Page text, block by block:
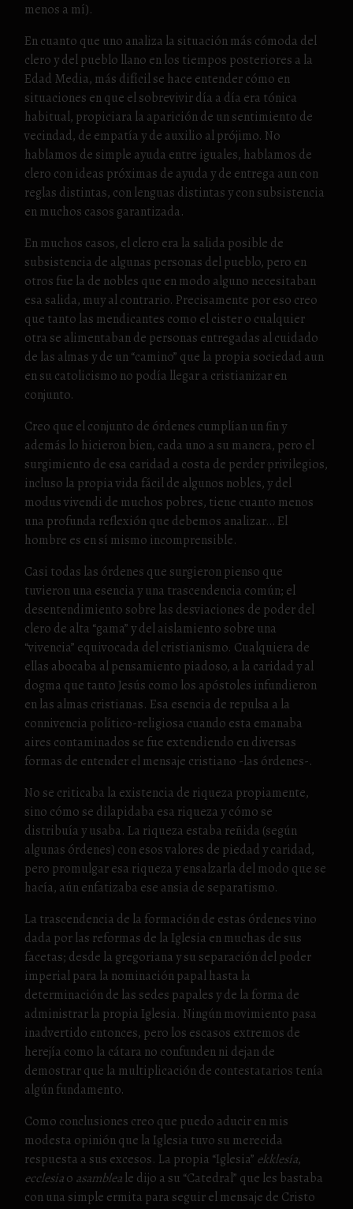
menos a mí).
En cuanto que uno analiza la situación más cómoda del
clero y del pueblo llano en los tiempos posteriores a la
Edad Media, más difícil se hace entender cómo en
situaciones en que el sobrevivir día a día era tónica
habitual, propiciara la aparición de un sentimiento de
vecindad, de empatía y de auxilio al prójimo. No
hablamos de simple ayuda entre iguales, hablamos de
clero con ideas próximas de ayuda y de entrega aun con
reglas distintas, con lenguas distintas y con subsistencia
en muchos casos garantizada.
En muchos casos, el clero era la salida posible de
subsistencia de algunas personas del pueblo, pero en
otros fue la de nobles que en modo alguno necesitaban
esa salida, muy al contrario. Precisamente por eso creo
que tanto las mendicantes como el cister o cualquier
otra se alimentaban de personas entregadas al cuidado
de las almas y de un “camino” que la propia sociedad aun
en su catolicismo no podía llegar a cristianizar en
conjunto.
Creo que el conjunto de órdenes cumplían un fin y
además lo hicieron bien, cada uno a su manera, pero el
surgimiento de esa caridad a costa de perder privilegios,
incluso la propia vida fácil de algunos nobles, y del
modus vivendi de muchos pobres, tiene cuanto menos
una profunda reflexión que debemos analizar… El
hombre es en sí mismo incomprensible.
Casi todas las órdenes que surgieron pienso que
tuvieron una esencia y una trascendencia común; el
desentendimiento sobre las desviaciones de poder del
clero de alta “gama” y del aislamiento sobre una
“vivencia” equivocada del cristianismo. Cualquiera de
ellas abocaba al pensamiento piadoso, a la caridad y al
dogma que tanto Jesús como los apóstoles infundieron
en las almas cristianas. Esa esencia de repulsa a la
connivencia político-religiosa cuando esta emanaba
aires contaminados se fue extendiendo en diversas
formas de entender el mensaje cristiano -las órdenes-.
No se criticaba la existencia de riqueza propiamente,
sino cómo se dilapidaba esa riqueza y cómo se
distribuía y usaba. La riqueza estaba reñida (según
algunas órdenes) con esos valores de piedad y caridad,
pero promulgar esa riqueza y ensalzarla del modo que se
hacía, aún enfatizaba ese ansia de separatismo.
La trascendencia de la formación de estas órdenes vino
dada por las reformas de la Iglesia en muchas de sus
facetas; desde la gregoriana y su separación del poder
imperial para la nominación papal hasta la
determinación de las sedes papales y de la forma de
administrar la propia Iglesia. Ningún movimiento pasa
inadvertido entonces, pero los escasos extremos de
herejía como la cátara no confunden ni dejan de
demostrar que la multiplicación de contestatarios tenía
algún fundamento.
Como conclusiones creo que puedo aducir en mis
modesta opinión que la Iglesia tuvo su merecida
respuesta a sus excesos. La propia “Iglesia” ekklesía,
ecclesiao asambleale dijo a su “Catedral” que les bastaba
con una simple ermita para seguir el mensaje de Cristo